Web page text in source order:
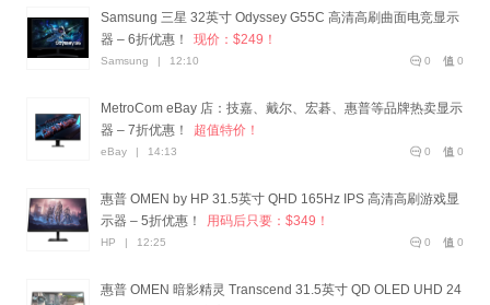
Samsung 三星 32英寸 Odyssey G55C 高清高刷曲面电竞显示
器 – 6折优惠！
现价：$249！
0
0
Samsung | 12:10
MetroCom eBay 店：技嘉、戴尔、宏碁、惠普等品牌热卖显示
器 – 7折优惠！
超值特价！
0
0
eBay | 14:13
惠普 OMEN by HP 31.5英寸 QHD 165Hz IPS 高清高刷游戏显
示器 – 5折优惠！
用码后只要：$349！
0
0
HP | 12:25
惠普 OMEN 暗影精灵 Transcend 31.5英寸 QD OLED UHD 24